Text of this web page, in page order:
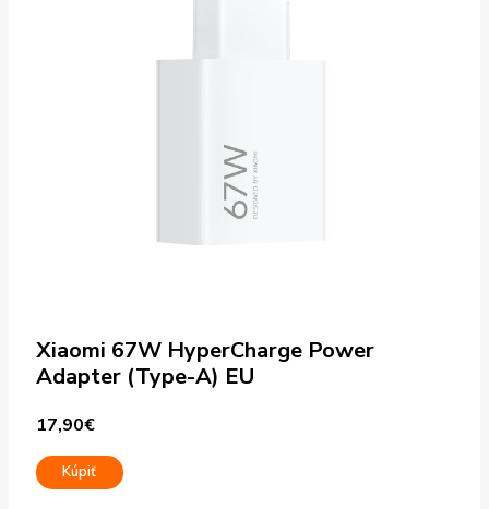
Xiaomi 67W HyperCharge Power
Adapter (Type-A) EU
17,90€
Kúpiť